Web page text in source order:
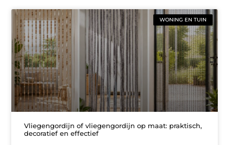
WONING EN TUIN
Vliegengordijn of vliegengordijn op maat: praktisch,
decoratief en effectief